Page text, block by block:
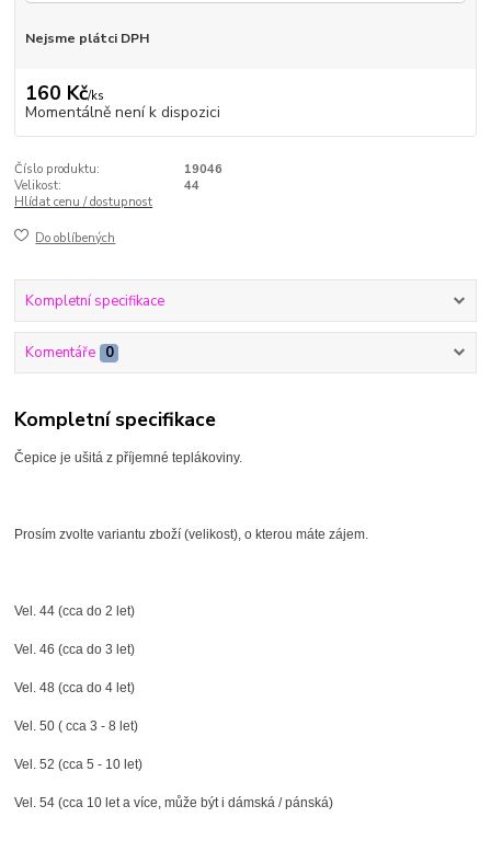
Nejsme plátci DPH
160 Kč/ks
Momentálně není k dispozici
Číslo produktu:
19046
Velikost:
44
Hlídat cenu / dostupnost
Do oblíbených
Kompletní specifikace
Komentáře 0
Kompletní specifikace
Čepice je ušitá z příjemné teplákoviny.
Prosím zvolte variantu zboží (velikost), o kterou máte zájem.
Vel. 44 (cca do 2 let)
Vel. 46 (cca do 3 let)
Vel. 48 (cca do 4 let)
Vel. 50 ( cca 3 - 8 let)
Vel. 52 (cca 5 - 10 let)
Vel. 54 (cca 10 let a více, může být i dámská / pánská)